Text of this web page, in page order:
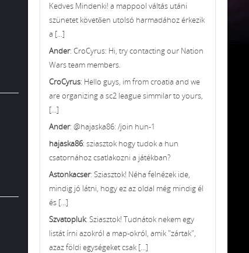
Kedves Mindenki! a mappool váltás utáni
szünetet követően utolsó harmadához érkezik
a [...]
Ander: CroCyrus: Hi, try contacting our Nation
Wars team members.
CroCyrus: Hello guys, im from croatia and we
are organizing a sc2 league simmilar to yours,
[...]
Ander: @hajaska86: /join hun-1
hajaska86: sziasztok hogy tudok a hun
csatornához csatlakozni a játékban?
Astonkacser: Sziasztok! Néha felnézek ide,
mindig jó látni, hogy ez az oldal még mindig él
és [...]
Szvatopluk: Sziasztok! Tudnátok nekem egy
listát írni azokról a map-okról, amik "zártak",
azaz földi egységeket csak [...]